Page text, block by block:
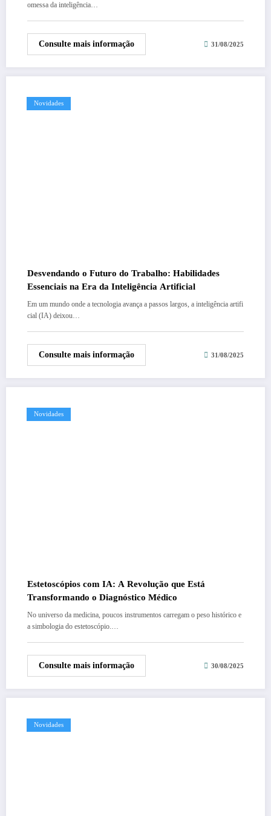
omessa da inteligência…
Consulte mais informação 31/08/2025
Novidades
Desvendando o Futuro do Trabalho: Habilidades
Essenciais na Era da Inteligência Artificial
Em um mundo onde a tecnologia avança a passos largos, a inteligência artifi
cial (IA) deixou…
Consulte mais informação 31/08/2025
Novidades
Estetoscópios com IA: A Revolução que Está
Transformando o Diagnóstico Médico
No universo da medicina, poucos instrumentos carregam o peso histórico e
a simbologia do estetoscópio.…
Consulte mais informação 30/08/2025
Novidades